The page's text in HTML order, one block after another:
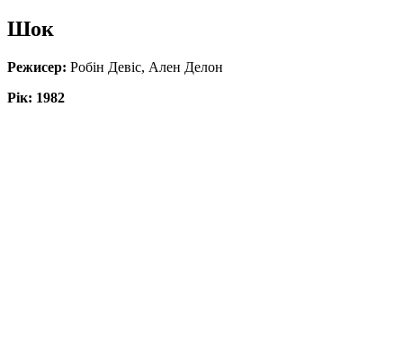
Шок
Режисер: Робін Девіс, Ален Делон
Рік: 1982